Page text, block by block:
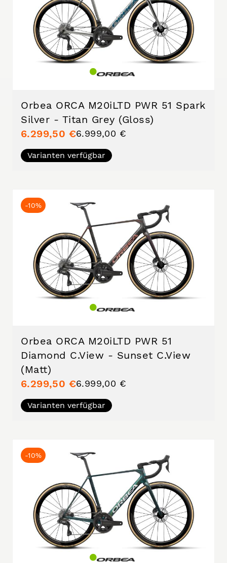
Orbea ORCA M20iLTD PWR 51 Spark
Silver - Titan Grey (Gloss)
6.299,50 €6.999,00 €
Varianten verfügbar
-10%
Orbea ORCA M20iLTD PWR 51
Diamond C.View - Sunset C.View
(Matt)
6.299,50 €6.999,00 €
Varianten verfügbar
-10%